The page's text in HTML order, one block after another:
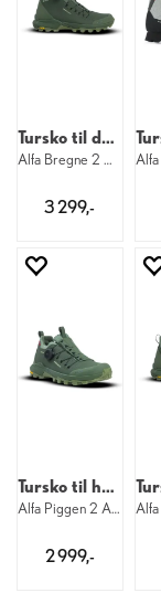
Tursko til dame
Alfa Bregne 2 APS GTX W 8860
3 299,-
Tursko til herre
Alfa Piggen 2 APS GTX M 8860
2 999,-